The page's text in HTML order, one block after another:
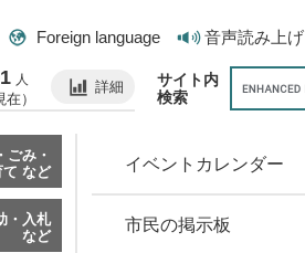
Foreign language 音声読み上げ
人
）
詳細
サイト内
検索
ごみ・
て など
・入札
など
イベントカレンダー
市民の掲示板